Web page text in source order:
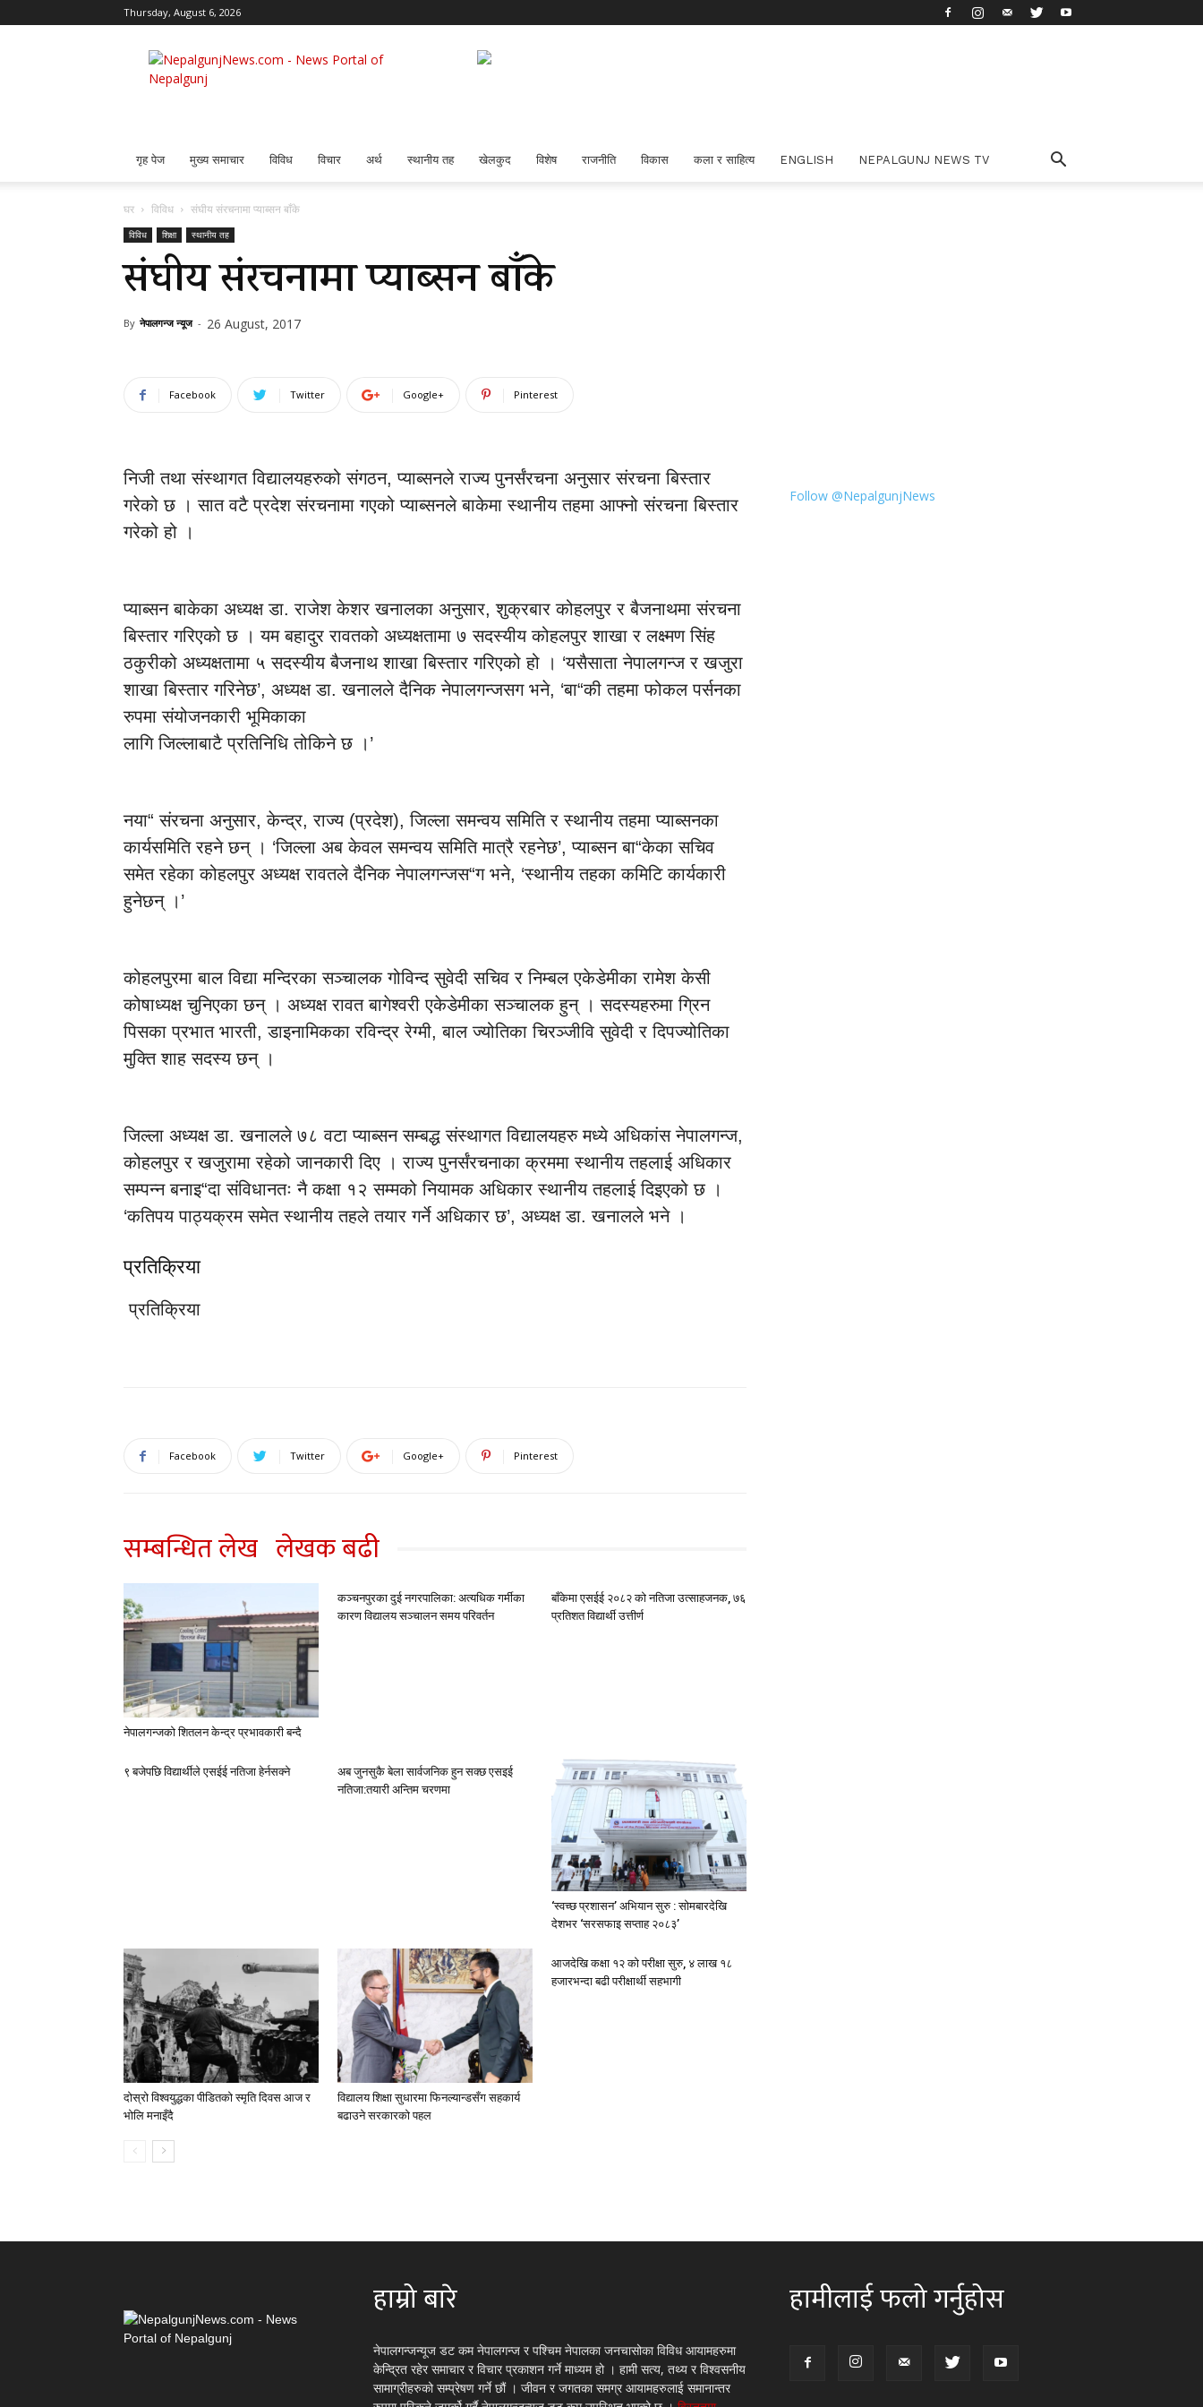
Thursday, August 6, 2026
Nepalgunj
News
गृह पेज मुख्य समाचार विविध विचार अर्थ स्थानीय तह खेलकुद विशेष राजनीति विकास कला र साहित्य ENGLISH NEPALGUNJ NEWS TV
घर विविध संघीय संरचनामा प्याब्सन बाँके
विविध शिक्षा स्थानीय तह
संघीय संरचनामा प्याब्सन बाँके
By नेपालगन्ज न्यूज - 26 August, 2017
Facebook Twitter Google+ Pinterest
निजी तथा संस्थागत विद्यालयहरुको संगठन, प्याब्सनले राज्य पुनर्संरचना अनुसार संरचना बिस्तार
गरेको छ । सात वटै प्रदेश संरचनामा गएको प्याब्सनले बाकेमा स्थानीय तहमा आफ्नो संरचना बिस्तार
गरेको हो ।
प्याब्सन बाकेका अध्यक्ष डा. राजेश केशर खनालका अनुसार, शुक्रबार कोहलपुर र बैजनाथमा संरचना
बिस्तार गरिएको छ । यम बहादुर रावतको अध्यक्षतामा ७ सदस्यीय कोहलपुर शाखा र लक्ष्मण सिंह
ठकुरीको अध्यक्षतामा ५ सदस्यीय बैजनाथ शाखा बिस्तार गरिएको हो । ‘यसैसाता नेपालगन्ज र खजुरा
शाखा बिस्तार गरिनेछ’, अध्यक्ष डा. खनालले दैनिक नेपालगन्जसग भने, ‘बा“की तहमा फोकल पर्सनका
रुपमा संयोजनकारी भूमिकाका
लागि जिल्लाबाटै प्रतिनिधि तोकिने छ ।’
नया“ संरचना अनुसार, केन्द्र, राज्य (प्रदेश), जिल्ला समन्वय समिति र स्थानीय तहमा प्याब्सनका
कार्यसमिति रहने छन् । ‘जिल्ला अब केवल समन्वय समिति मात्रै रहनेछ’, प्याब्सन बा“केका सचिव
समेत रहेका कोहलपुर अध्यक्ष रावतले दैनिक नेपालगन्जस“ग भने, ‘स्थानीय तहका कमिटि कार्यकारी
हुनेछन् ।’
कोहलपुरमा बाल विद्या मन्दिरका सञ्चालक गोविन्द सुवेदी सचिव र निम्बल एकेडेमीका रामेश केसी
कोषाध्यक्ष चुनिएका छन् । अध्यक्ष रावत बागेश्वरी एकेडेमीका सञ्चालक हुन् । सदस्यहरुमा ग्रिन
पिसका प्रभात भारती, डाइनामिकका रविन्द्र रेग्मी, बाल ज्योतिका चिरञ्जीवि सुवेदी र दिपज्योतिका
मुक्ति शाह सदस्य छन् ।
जिल्ला अध्यक्ष डा. खनालले ७८ वटा प्याब्सन सम्बद्ध संस्थागत विद्यालयहरु मध्ये अधिकांस नेपालगन्ज,
कोहलपुर र खजुरामा रहेको जानकारी दिए । राज्य पुनर्संरचनाका क्रममा स्थानीय तहलाई अधिकार
सम्पन्न बनाइ“दा संविधानतः नै कक्षा १२ सम्मको नियामक अधिकार स्थानीय तहलाई दिइएको छ ।
‘कतिपय पाठ्यक्रम समेत स्थानीय तहले तयार गर्ने अधिकार छ’, अध्यक्ष डा. खनालले भने ।
प्रतिक्रिया
प्रतिक्रिया
Facebook Twitter Google+ Pinterest
सम्बन्धित लेख लेखक बढी
नेपालगन्जको शितलन केन्द्र प्रभावकारी बन्दै
कञ्चनपुरका दुई नगरपालिका: अत्यधिक गर्मीका
कारण विद्यालय सञ्चालन समय परिवर्तन
बाँकेमा एसईई २०८२ को नतिजा उत्साहजनक, ७६
प्रतिशत विद्यार्थी उत्तीर्ण
९ बजेपछि विद्यार्थीले एसईई नतिजा हेर्नसक्ने
अब जुनसुकै बेला सार्वजनिक हुन सक्छ एसइई
नतिजा:तयारी अन्तिम चरणमा
‘स्वच्छ प्रशासन’ अभियान सुरु : सोमबारदेखि
देशभर ‘सरसफाइ सप्ताह २०८३’
दोस्रो विश्वयुद्धका पीडितको स्मृति दिवस आज र
भोलि मनाइँदै
विद्यालय शिक्षा सुधारमा फिनल्यान्डसँग सहकार्य
बढाउने सरकारको पहल
आजदेखि कक्षा १२ को परीक्षा सुरु, ४ लाख १८
हजारभन्दा बढी परीक्षार्थी सहभागी
Follow @NepalgunjNews
हाम्रो बारे
नेपालगन्जन्यूज डट कम नेपालगन्ज र पश्चिम नेपालका जनचासोका विविध आयामहरुमा
केन्द्रित रहेर समाचार र विचार प्रकाशन गर्ने माध्यम हो । हामी सत्य, तथ्य र विश्वसनीय
सामाग्रीहरुको सम्प्रेषण गर्ने छौं । जीवन र जगतका समग्र आयामहरुलाई समानान्तर
हामीलाई फलो गर्नुहोस